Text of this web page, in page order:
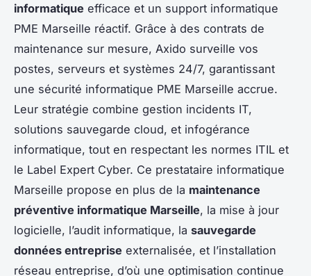
informatique efficace et un support informatique
PME Marseille réactif. Grâce à des contrats de
maintenance sur mesure, Axido surveille vos
postes, serveurs et systèmes 24/7, garantissant
une sécurité informatique PME Marseille accrue.
Leur stratégie combine gestion incidents IT,
solutions sauvegarde cloud, et infogérance
informatique, tout en respectant les normes ITIL et
le Label Expert Cyber. Ce prestataire informatique
Marseille propose en plus de la maintenance
préventive informatique Marseille, la mise à jour
logicielle, l’audit informatique, la sauvegarde
données entreprise externalisée, et l’installation
réseau entreprise, d’où une optimisation continue